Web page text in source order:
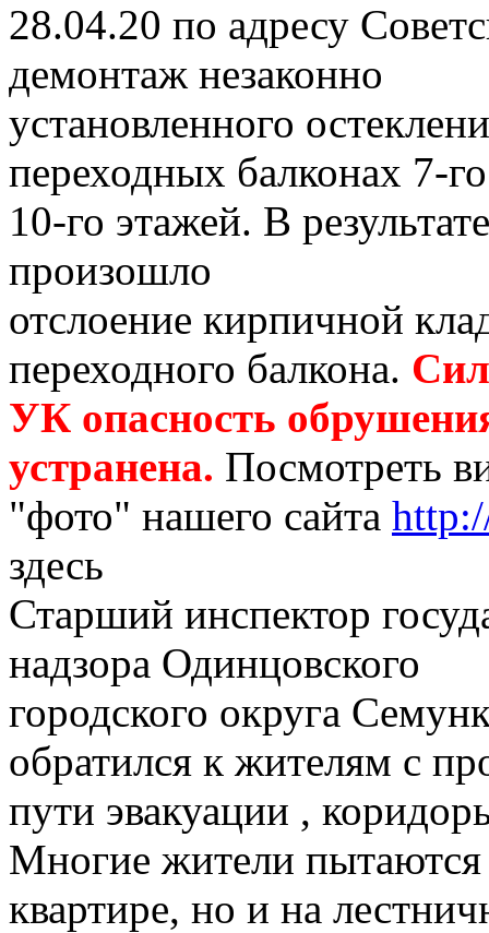
28.04.20 по адресу
демонтаж незаконно
установленного
переходных балконах 7-
10-го этажей. В
произошло
отслоение кирпичной
переходного балкона.
УК опасность
устранена. Посмотреть
"фото" нашего сайта
здесь
Старший инспектор
надзора Одинцовского
городского округа
обратился к жителям с
пути эвакуации ,
Многие жители пытаются
квартире, но и на